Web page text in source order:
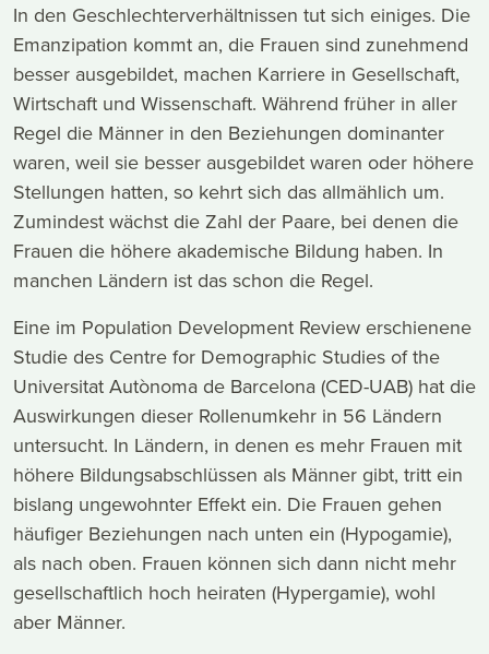
In den Geschlechterverhältnissen tut sich einiges. Die
Emanzipation kommt an, die Frauen sind zunehmend
besser ausgebildet, machen Karriere in Gesellschaft,
Wirtschaft und Wissenschaft. Während früher in aller
Regel die Männer in den Beziehungen dominanter
waren, weil sie besser ausgebildet waren oder höhere
Stellungen hatten, so kehrt sich das allmählich um.
Zumindest wächst die Zahl der Paare, bei denen die
Frauen die höhere akademische Bildung haben. In
manchen Ländern ist das schon die Regel.
Eine im Population Development Review erschienene
Studie des Centre for Demographic Studies of the
Universitat Autònoma de Barcelona (CED-UAB) hat die
Auswirkungen dieser Rollenumkehr in 56 Ländern
untersucht. In Ländern, in denen es mehr Frauen mit
höhere Bildungsabschlüssen als Männer gibt, tritt ein
bislang ungewohnter Effekt ein. Die Frauen gehen
häufiger Beziehungen nach unten ein (Hypogamie),
als nach oben. Frauen können sich dann nicht mehr
gesellschaftlich hoch heiraten (Hypergamie), wohl
aber Männer.